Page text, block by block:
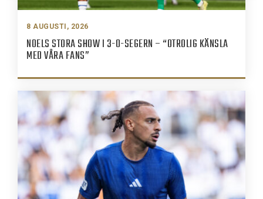
8 AUGUSTI, 2026
NOELS STORA SHOW I 3-0-SEGERN – “OTROLIG KÄNSLA
MED VÅRA FANS”